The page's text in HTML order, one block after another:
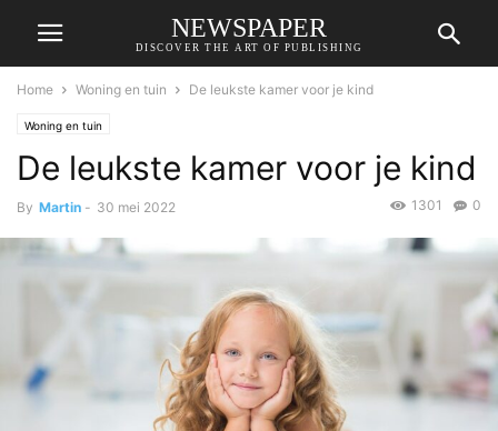
NEWSPAPER
DISCOVER THE ART OF PUBLISHING
Home Woning en tuin De leukste kamer voor je kind
Woning en tuin
De leukste kamer voor je kind
By Martin - 30 mei 2022 0
1301